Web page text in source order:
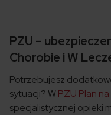
PZU –
Chorobie i W
Potrzebujesz
sytuacji? W PZU Plan
specjalistycznej opieki